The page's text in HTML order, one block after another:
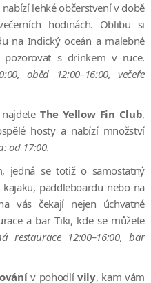
lehké občerstvení v době
hodinách. Oblibu si
na Indický oceán a malebné
pozorovat s drinkem v ruce.
oběd 12:00–16:00, večeře
najdeteThe Yellow Fin Club,
hosty a nabízí množství
od 17:00.
jedná se totiž o samostatný
paddleboardu nebo na
vás čekají nejen úchvatné
a bar Tiki, kde se můžete
restaurace 12:00–16:00, bar
v pohodlívily, kam vám